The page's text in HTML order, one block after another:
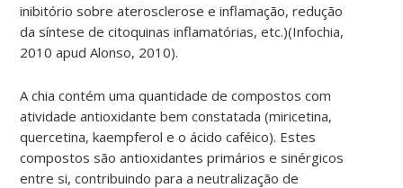
inibitório sobre aterosclerose e inflamação, redução
da síntese de citoquinas inflamatórias, etc.)(Infochia,
2010 apud Alonso, 2010).
A chia contém uma quantidade de compostos com
atividade antioxidante bem constatada (miricetina,
quercetina, kaempferol e o ácido caféico). Estes
compostos são antioxidantes primários e sinérgicos
entre si, contribuindo para a neutralização de